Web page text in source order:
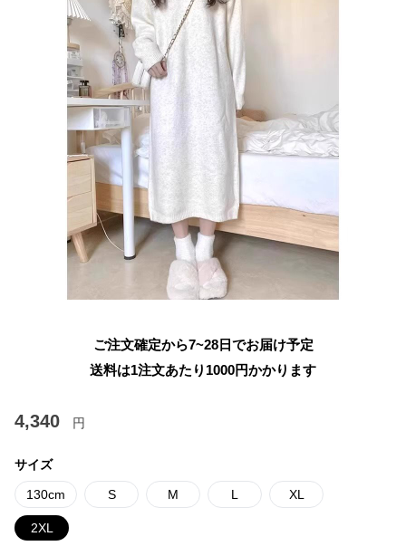
ご注文確定から7~28日でお届け予定
送料は1注文あたり 1000円かかります
4,340 円
サイズ
130cm S M L XL
2XL